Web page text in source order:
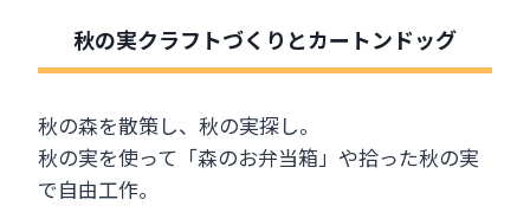
秋の実クラフトづくりとカートンドッグ
秋の森を散策し、秋の実探し。
秋の実を使って「森のお弁当箱」や拾った秋の実
で自由工作。